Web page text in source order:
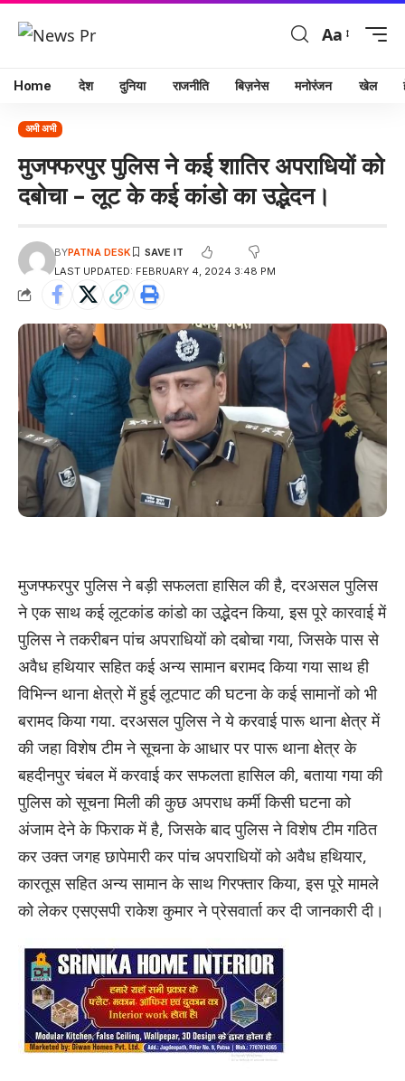
Aa
Home देश दुनिया राजनीति बिज़नेस मनोरंजन खेल
अभी अभी
मुजफ्फरपुर पुलिस ने कई शातिर अपराधियों को
दबोचा – लूट के कई कांडो का उद्भेदन।
LAST UPDATED: FEBRUARY 4, 2024 3:48 PM
BYPATNA DESK
मुजफ्फरपुर पुलिस ने बड़ी सफलता हासिल की है, दरअसल पुलिस
ने एक साथ कई लूटकांड कांडो का उद्भेदन किया, इस पूरे कारवाई में
पुलिस ने तकरीबन पांच अपराधियों को दबोचा गया, जिसके पास से
अवैध हथियार सहित कई अन्य सामान बरामद किया गया साथ ही
विभिन्न थाना क्षेत्रो में हुई लूटपाट की घटना के कई सामानों को भी
बरामद किया गया. दरअसल पुलिस ने ये करवाई पारू थाना क्षेत्र में
की जहा विशेष टीम ने सूचना के आधार पर पारू थाना क्षेत्र के
बहदीनपुर चंबल में करवाई कर सफलता हासिल की, बताया गया की
पुलिस को सूचना मिली की कुछ अपराध कर्मी किसी घटना को
अंजाम देने के फिराक में है, जिसके बाद पुलिस ने विशेष टीम गठित
कर उक्त जगह छापेमारी कर पांच अपराधियों को अवैध हथियार,
कारतूस सहित अन्य सामान के साथ गिरफ्तार किया, इस पूरे मामले
को लेकर एसएसपी राकेश कुमार ने प्रेसवार्ता कर दी जानकारी दी।